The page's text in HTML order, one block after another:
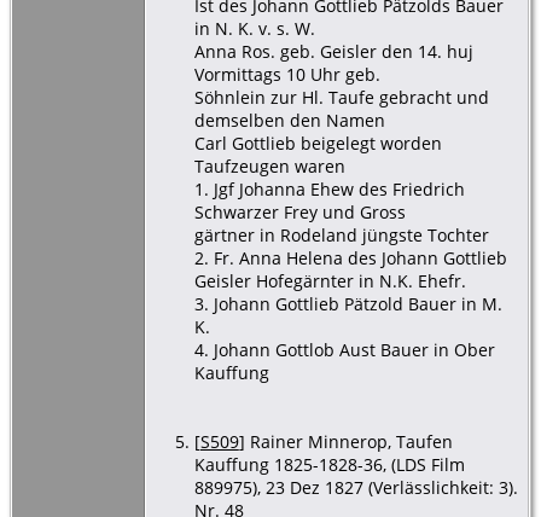
Ist des Johann Gottlieb Pätzolds Bauer
in N. K. v. s. W.
Anna Ros. geb. Geisler den 14. huj
Vormittags 10 Uhr geb.
Söhnlein zur Hl. Taufe gebracht und
demselben den Namen
Carl Gottlieb beigelegt worden
Taufzeugen waren
1. Jgf Johanna Ehew des Friedrich
Schwarzer Frey und Gross
gärtner in Rodeland jüngste Tochter
2. Fr. Anna Helena des Johann Gottlieb
Geisler Hofegärnter in N.K. Ehefr.
3. Johann Gottlieb Pätzold Bauer in M.
K.
4. Johann Gottlob Aust Bauer in Ober
Kauffung
[S509] Rainer Minnerop, Taufen
Kauffung 1825-1828-36, (LDS Film
889975), 23 Dez 1827 (Verlässlichkeit: 3).
Nr. 48